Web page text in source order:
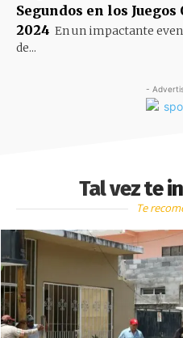
Segundos en los
2024 En un impactante
de...
-
Tal vez te
Te